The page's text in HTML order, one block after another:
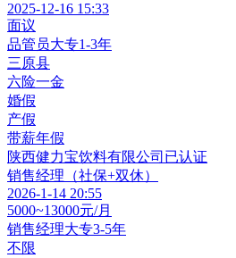
2025-12-16 15:33
面议
品管员大专1-3年
三原县
六险一金
婚假
产假
带薪年假
陕西健力宝饮料有限公司 已认证
销售经理（社保+双休）
2026-1-14 20:55
5000~13000元/月
销售经理大专3-5年
不限